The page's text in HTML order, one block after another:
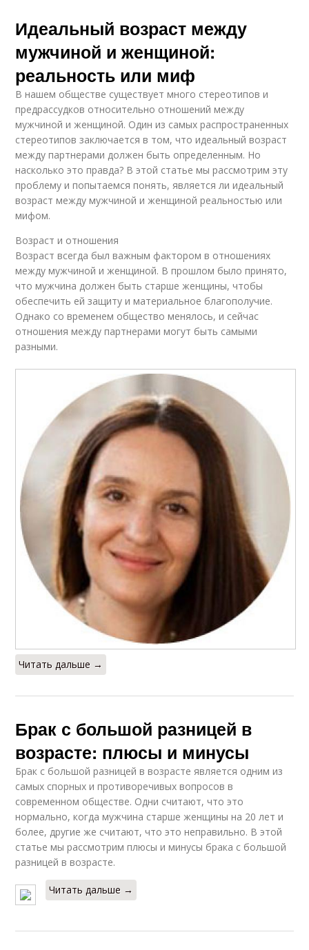
Идеальный возраст между
мужчиной и женщиной:
реальность или миф
В нашем обществе существует много стереотипов и
предрассудков относительно отношений между
мужчиной и женщиной. Один из самых распространенных
стереотипов заключается в том, что идеальный возраст
между партнерами должен быть определенным. Но
насколько это правда? В этой статье мы рассмотрим эту
проблему и попытаемся понять, является ли идеальный
возраст между мужчиной и женщиной реальностью или
мифом.
Возраст и отношения
Возраст всегда был важным фактором в отношениях
между мужчиной и женщиной. В прошлом было принято,
что мужчина должен быть старше женщины, чтобы
обеспечить ей защиту и материальное благополучие.
Однако со временем общество менялось, и сейчас
отношения между партнерами могут быть самыми
разными.
Читать дальше →
Брак с большой разницей в
возрасте: плюсы и минусы
Брак с большой разницей в возрасте является одним из
самых спорных и противоречивых вопросов в
современном обществе. Одни считают, что это
нормально, когда мужчина старше женщины на 20 лет и
более, другие же считают, что это неправильно. В этой
статье мы рассмотрим плюсы и минусы брака с большой
разницей в возрасте.
Читать дальше →